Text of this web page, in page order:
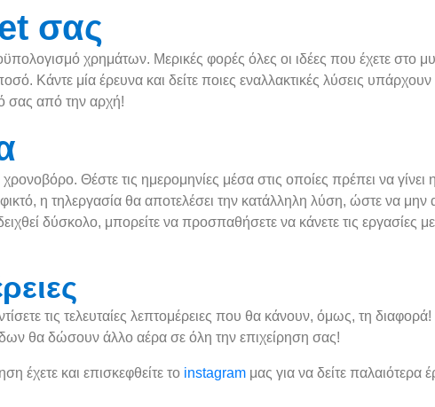
σας
χρημάτων. Μερικές φορές όλες οι ιδέες που έχετε στο
Κάντε μία έρευνα και δείτε ποιες εναλλακτικές λύσεις
σας από την αρχή!
Θέστε τις ημερομηνίες μέσα στις οποίες πρέπει να
η τηλεργασία θα αποτελέσει την κατάλληλη λύση, ώστε να
δύσκολο, μπορείτε να προσπαθήσετε να κάνετε τις εργασίες
τις τελευταίες λεπτομέρειες που θα κάνουν, όμως, τη
θα δώσουν άλλο αέρα σε όλη την επιχείρηση σας!
έχετε και επισκεφθείτε τo instagram μας για να δείτε παλαιότερα